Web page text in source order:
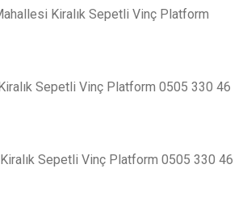
Kiralık Sepetli Vinç Platform
Sepetli Vinç Platform 0505 330 46
Sepetli Vinç Platform 0505 330 46